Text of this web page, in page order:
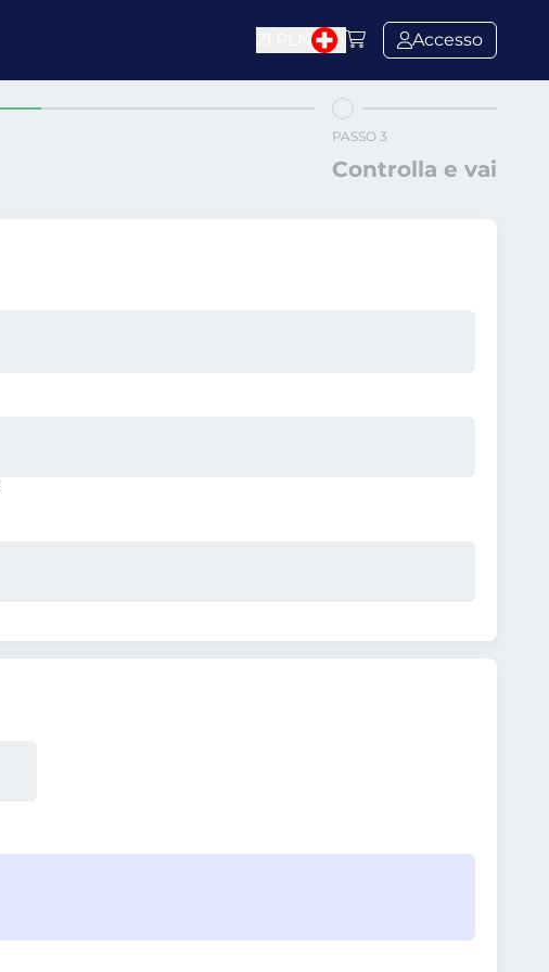
Accesso
PASSO 3
Controlla e vai